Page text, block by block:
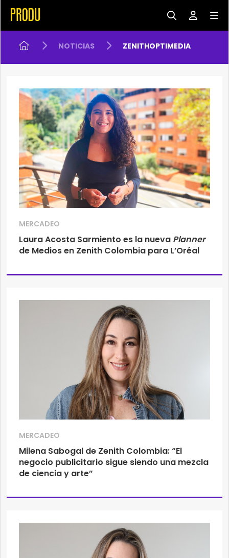
NOTICIAS ZENITHOPTIMEDIA
MERCADEO
Laura Acosta Sarmiento es la nueva Planner
de Medios en Zenith Colombia para L’Oréal
MERCADEO
Milena Sabogal de Zenith Colombia: “El
negocio publicitario sigue siendo una mezcla
de ciencia y arte”